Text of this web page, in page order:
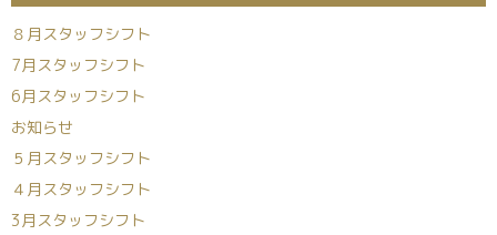
８月スタッフシフト
7月スタッフシフト
6月スタッフシフト
お知らせ
５月スタッフシフト
４月スタッフシフト
3月スタッフシフト